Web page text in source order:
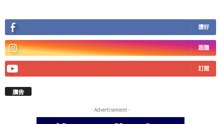
讚好
跟隨
訂閱
廣告
- Advertisement -